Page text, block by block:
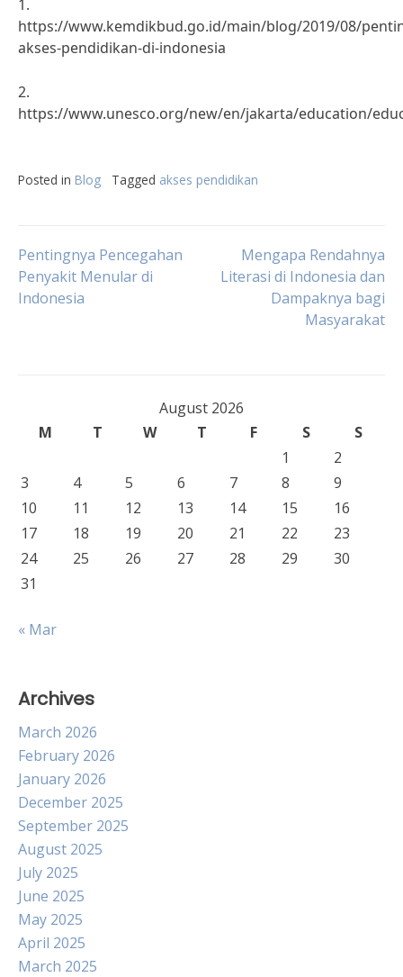
1.
https://www.kemdikbud.go.id/main/blog/2019/08/
akses-pendidikan-di-indonesia
2.
https://www.unesco.org/new/en/jakarta/education/
Posted in Blog Tagged akses pendidikan
Post
navigation
Pentingnya Pencegahan
Penyakit Menular di
Indonesia
Mengapa Rendahnya
Literasi di Indonesia dan
Dampaknya bagi
Masyarakat
August 2026
M
T W T F S
S
1
2
3
4 5 6 7 8
9
10
11 12 13 14 15
16
17
18 19 20 21 22
23
24
25 26 27 28 29
30
31
« Mar
Archives
March 2026
February 2026
January 2026
December 2025
September 2025
August 2025
July 2025
June 2025
May 2025
April 2025
March 2025